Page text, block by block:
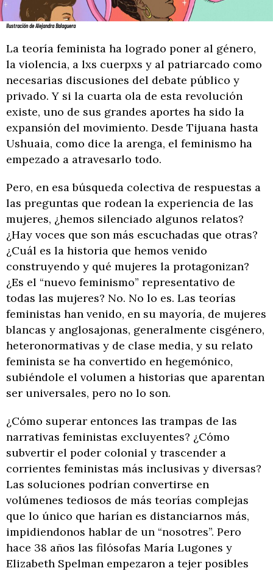
Ilustración de Alejandra Balaguera
La teoría feminista ha logrado poner al género,
la violencia, a lxs cuerpxs y al patriarcado como
necesarias discusiones del debate público y
privado. Y si la cuarta ola de esta revolución
existe, uno de sus grandes aportes ha sido la
expansión del movimiento. Desde Tijuana hasta
Ushuaia, como dice la arenga, el feminismo ha
empezado a atravesarlo todo.
Pero, en esa búsqueda colectiva de respuestas a
las preguntas que rodean la experiencia de las
mujeres, ¿hemos silenciado algunos relatos?
¿Hay voces que son más escuchadas que otras?
¿Cuál es la historia que hemos venido
construyendo y qué mujeres la protagonizan?
¿Es el “nuevo feminismo” representativo de
todas las mujeres? No. No lo es. Las teorías
feministas han venido, en su mayoría, de mujeres
blancas y anglosajonas, generalmente cisgénero,
heteronormativas y de clase media, y su relato
feminista se ha convertido en hegemónico,
subiéndole el volumen a historias que aparentan
ser universales, pero no lo son.
¿Cómo superar entonces las trampas de las
narrativas feministas excluyentes? ¿Cómo
subvertir el poder colonial y trascender a
corrientes feministas más inclusivas y diversas?
Las soluciones podrían convertirse en
volúmenes tediosos de más teorías complejas
que lo único que harían es distanciarnos más,
impidiendonos hablar de un “nosotres”. Pero
hace 38 años las filósofas María Lugones y
Elizabeth Spelman empezaron a tejer posibles